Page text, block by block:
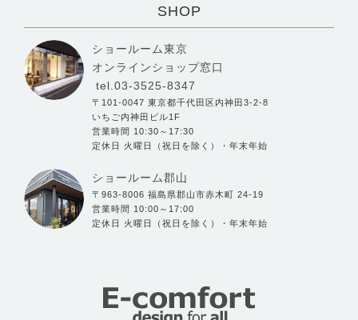
SHOP
ショールーム東京
オンラインショップ窓口
tel.03-3525-8347
〒101-0047 東京都千代田区内神田3-2-8
いちご内神田ビル1F
営業時間 10:30～17:30
定休日 火曜日（祝日を除く）・年末年始
ショールーム郡山
〒963-8006 福島県郡山市赤木町 24-19
営業時間 10:00～17:00
定休日 火曜日（祝日を除く）・年末年始